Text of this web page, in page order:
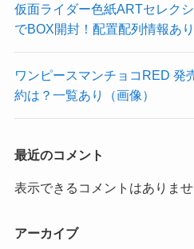
仮面ライダー色紙ARTセレク
でBOX開封！配置配列情報あり
ワンピースマンチョコRED 発
約は？一覧あり（画像）
最近のコメント
表示できるコメントはありませ
アーカイブ